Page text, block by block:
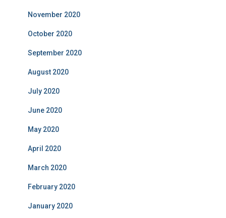
November 2020
October 2020
September 2020
August 2020
July 2020
June 2020
May 2020
April 2020
March 2020
February 2020
January 2020